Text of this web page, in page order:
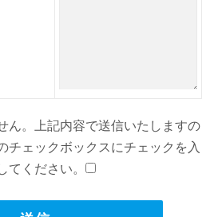
ん。上記内容で送信いたしますの
チェックボックスにチェックを入
ください。